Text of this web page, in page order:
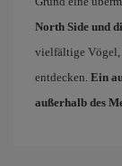
North Side und
vielfältige Vögel,
entdecken. Ein
außerhalb des